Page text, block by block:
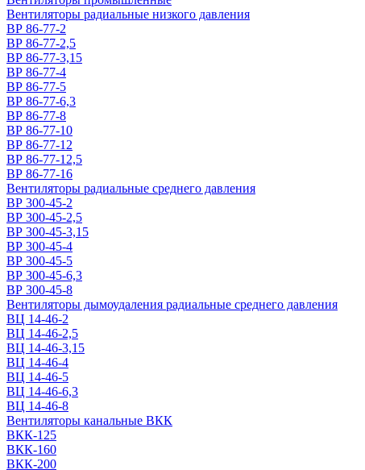
Вентиляторы радиальные низкого давления
ВР 86-77-2
ВР 86-77-2,5
ВР 86-77-3,15
ВР 86-77-4
ВР 86-77-5
ВР 86-77-6,3
ВР 86-77-8
ВР 86-77-10
ВР 86-77-12
ВР 86-77-12,5
ВР 86-77-16
Вентиляторы радиальные среднего давления
ВР 300-45-2
ВР 300-45-2,5
ВР 300-45-3,15
ВР 300-45-4
ВР 300-45-5
ВР 300-45-6,3
ВР 300-45-8
Вентиляторы дымоудаления радиальные среднего давления
ВЦ 14-46-2
ВЦ 14-46-2,5
ВЦ 14-46-3,15
ВЦ 14-46-4
ВЦ 14-46-5
ВЦ 14-46-6,3
ВЦ 14-46-8
Вентиляторы канальные ВКК
ВКК-125
ВКК-160
ВКК-200